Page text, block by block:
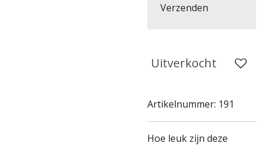
Verzenden
Uitverkocht
Artikelnummer: 191
Hoe leuk zijn deze